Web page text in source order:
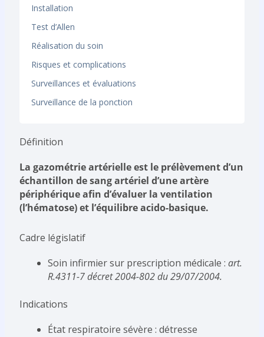
Installation
Test d’Allen
Réalisation du soin
Risques et complications
Surveillances et évaluations
Surveillance de la ponction
Définition
La gazométrie artérielle est le prélèvement d’un
échantillon de sang artériel d’une artère
périphérique afin d’évaluer la ventilation
(l’hématose) et l’équilibre acido-basique.
Cadre législatif
Soin infirmier sur prescription médicale : art.
R.4311-7 décret 2004-802 du 29/07/2004.
Indications
État respiratoire sévère : détresse